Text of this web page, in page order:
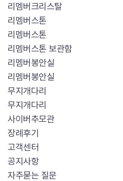
리멤버크리스탈
리멤버스톤
리멤버스톤
리멤버스톤 보관함
리멤버봉안실
리멤버봉안실
무지개다리
무지개다리
사이버추모관
장례후기
고객센터
공지사항
자주묻는 질문